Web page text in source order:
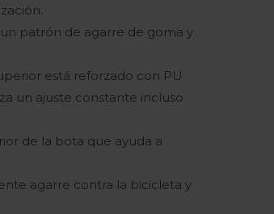
patrón de agarre de goma y
está reforzado con PU
un ajuste constante incluso
de la bota que ayuda a
agarre contra la bicicleta y